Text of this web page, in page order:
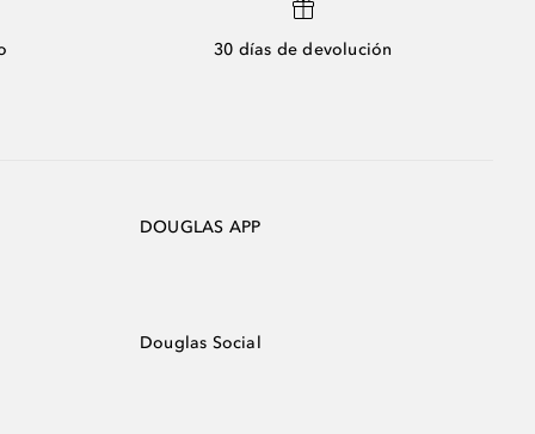
30 días de devolución
DOUGLAS APP
Douglas Social